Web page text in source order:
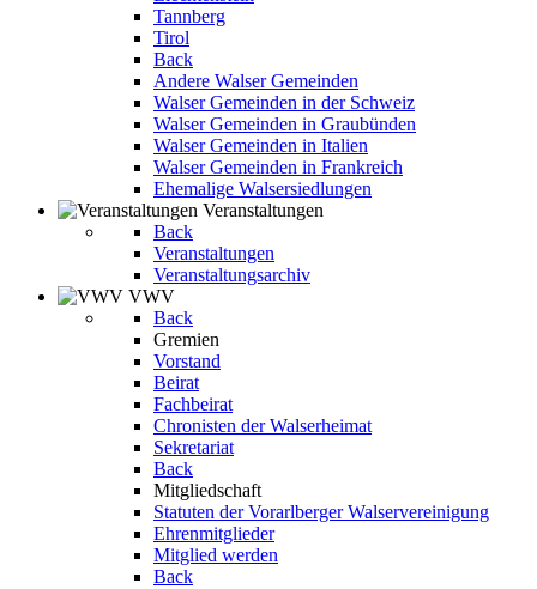
Tannberg
Tirol
Back
Andere Walser Gemeinden
Walser Gemeinden in der Schweiz
Walser Gemeinden in Graubünden
Walser Gemeinden in Italien
Walser Gemeinden in Frankreich
Ehemalige Walsersiedlungen
Veranstaltungen
Back
Veranstaltungen
Veranstaltungsarchiv
VWV
Back
Gremien
Vorstand
Beirat
Fachbeirat
Chronisten der Walserheimat
Sekretariat
Back
Mitgliedschaft
Statuten der Vorarlberger Walservereinigung
Ehrenmitglieder
Mitglied werden
Back